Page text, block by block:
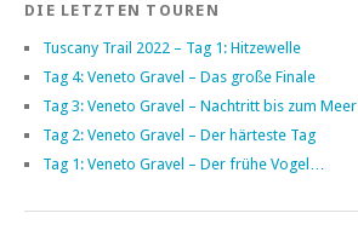
DIE LETZTEN TOUREN
Tuscany Trail 2022 – Tag 1: Hitzewelle
Tag 4: Veneto Gravel – Das große Finale
Tag 3: Veneto Gravel – Nachtritt bis zum Meer
Tag 2: Veneto Gravel – Der härteste Tag
Tag 1: Veneto Gravel – Der frühe Vogel…